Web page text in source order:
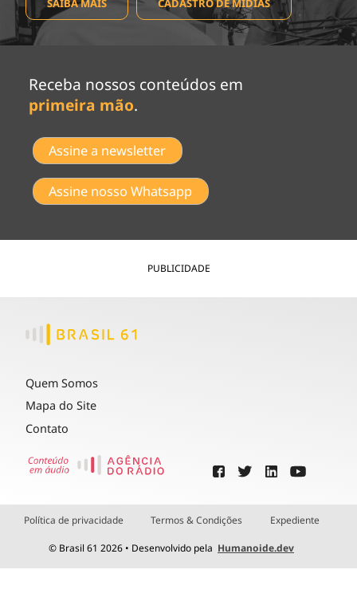
SAIBA MAIS CADASTRO DE MÍDIAS
Receba nossos conteúdos em
primeira mão.
Assine a newsletter
Assine nosso Whatsapp
PUBLICIDADE
Quem Somos
Mapa do Site
Contato
Política de privacidade Termos & Condições Expediente
© Brasil 61 2026 • Desenvolvido pela Humanoide.dev